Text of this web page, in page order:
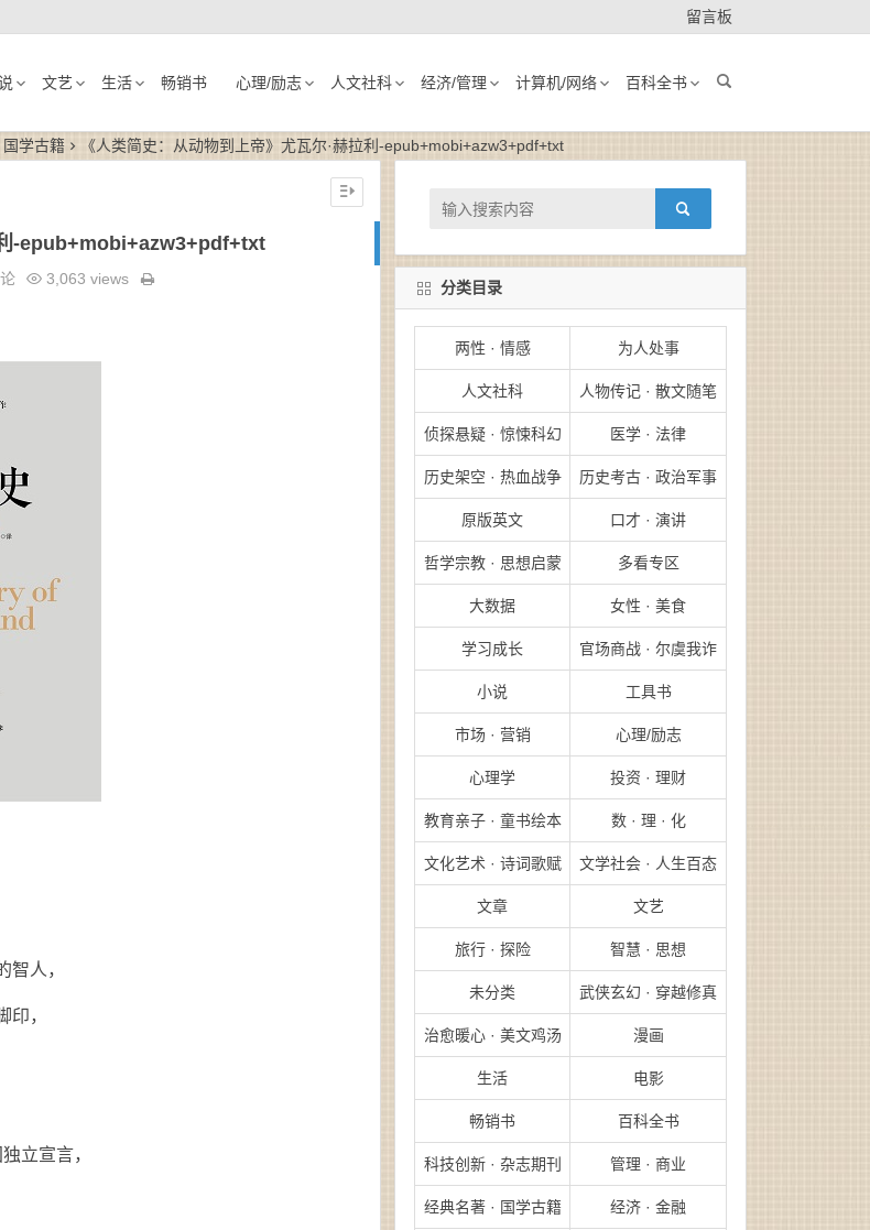
留言板
文艺 生活 畅销书 心理/励志 人文社科 经济/管理 计算机/网络 百科全书
国学古籍 《人类简史：从动物到上帝》尤瓦尔·赫拉利-epub+mobi+azw3+pdf+txt
-epub+mobi+azw3+pdf+txt
3,063 views
智人，
印，
立宣言，
分类目录
两性 · 情感 为人处事
人文社科 人物传记 · 散文随笔
侦探悬疑 · 惊悚科幻 医学 · 法律
历史架空 · 热血战争 历史考古 · 政治军事
原版英文 口才 · 演讲
哲学宗教 · 思想启蒙 多看专区
大数据 女性 · 美食
学习成长 官场商战 · 尔虞我诈
小说 工具书
市场 · 营销 心理/励志
心理学 投资 · 理财
教育亲子 · 童书绘本 数 · 理 · 化
文化艺术 · 诗词歌赋 文学社会 · 人生百态
文章 文艺
旅行 · 探险 智慧 · 思想
未分类 武侠玄幻 · 穿越修真
治愈暖心 · 美文鸡汤 漫画
生活 电影
畅销书 百科全书
科技创新 · 杂志期刊 管理 · 商业
经典名著 · 国学古籍 经济 · 金融